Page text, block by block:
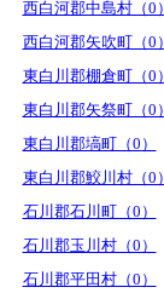
西白河郡中島村（0）
西白河郡矢吹町（0）
東白川郡棚倉町（0）
東白川郡矢祭町（0）
東白川郡塙町（0）
東白川郡鮫川村（0）
石川郡石川町（0）
石川郡玉川村（0）
石川郡平田村（0）